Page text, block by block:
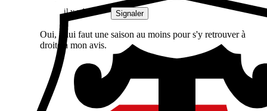
il y a 1 mois Signaler
Oui, il lui faut une saison au moins pour s'y retrouver à
droite à mon avis.